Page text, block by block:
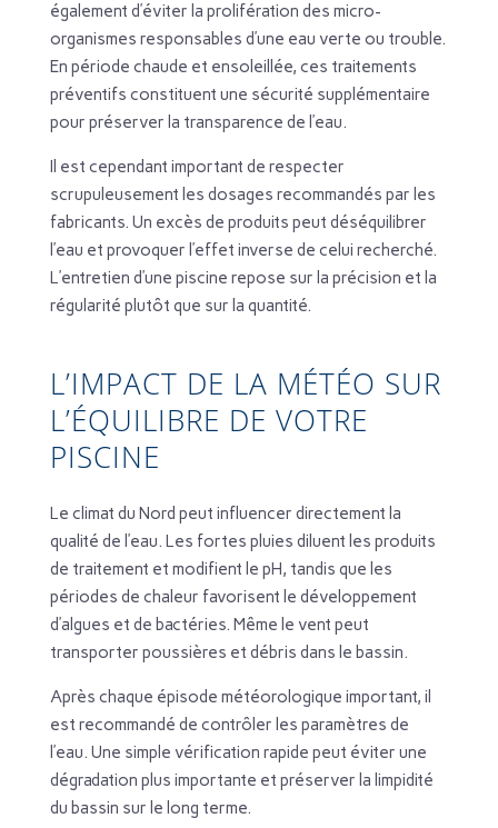
également d’éviter la prolifération des micro-
organismes responsables d’une eau verte ou trouble.
En période chaude et ensoleillée, ces traitements
préventifs constituent une sécurité supplémentaire
pour préserver la transparence de l’eau.
Il est cependant important de respecter
scrupuleusement les dosages recommandés par les
fabricants. Un excès de produits peut déséquilibrer
l’eau et provoquer l’effet inverse de celui recherché.
L’entretien d’une piscine repose sur la précision et la
régularité plutôt que sur la quantité.
L’IMPACT DE LA MÉTÉO SUR
L’ÉQUILIBRE DE VOTRE
PISCINE
Le climat du Nord peut influencer directement la
qualité de l’eau. Les fortes pluies diluent les produits
de traitement et modifient le pH, tandis que les
périodes de chaleur favorisent le développement
d’algues et de bactéries. Même le vent peut
transporter poussières et débris dans le bassin.
Après chaque épisode météorologique important, il
est recommandé de contrôler les paramètres de
l’eau. Une simple vérification rapide peut éviter une
dégradation plus importante et préserver la limpidité
du bassin sur le long terme.